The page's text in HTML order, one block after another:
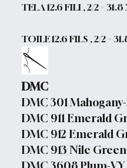
TELA 12.6 FILI , 2/2 =
TOILE 12.6 FILS , 2/2 =
DMC
DMC 301
DMC 911 Emerald
DMC 912 Emerald
DMC 913 Nile